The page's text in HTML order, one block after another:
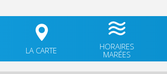
LA CARTE
HORAIRES
MARÉES